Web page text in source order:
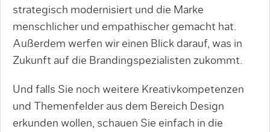
strategisch modernisiert und die Marke
menschlicher und empathischer gemacht hat.
Außerdem werfen wir einen Blick darauf, was in
Zu­kunft auf die Brandingspezialisten zukommt.
Und falls Sie noch weitere Kreativkompetenzen
und Themenfelder aus dem Bereich Design
erkunden wollen, schauen Sie einfach in die